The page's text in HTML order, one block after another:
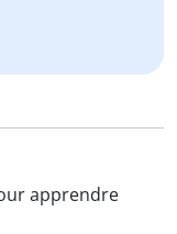
apprendre